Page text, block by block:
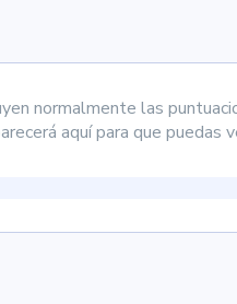
normalmente las
aquí para que puedas